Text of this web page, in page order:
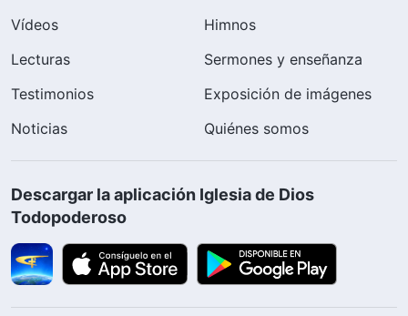
Vídeos
Himnos
Lecturas
Sermones y enseñanza
Testimonios
Exposición de imágenes
Noticias
Quiénes somos
Descargar la aplicación Iglesia de Dios
Todopoderoso